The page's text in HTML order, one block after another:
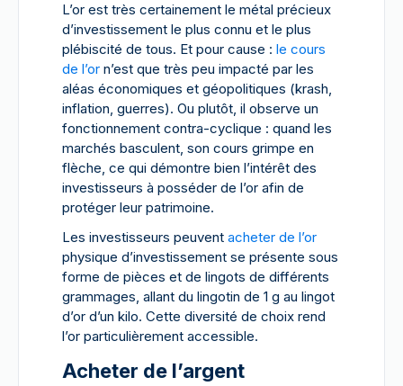
L’or est très certainement le métal précieux
d’investissement le plus connu et le plus
plébiscité de tous. Et pour cause : le cours
de l’or n’est que très peu impacté par les
aléas économiques et géopolitiques (krash,
inflation, guerres). Ou plutôt, il observe un
fonctionnement contra-cyclique : quand les
marchés basculent, son cours grimpe en
flèche, ce qui démontre bien l’intérêt des
investisseurs à posséder de l’or afin de
protéger leur patrimoine.
Les investisseurs peuvent acheter de l’or
physique d’investissement se présente sous
forme de pièces et de lingots de différents
grammages, allant du lingotin de 1 g au lingot
d’or d’un kilo. Cette diversité de choix rend
l’or particulièrement accessible.
Acheter de l’argent